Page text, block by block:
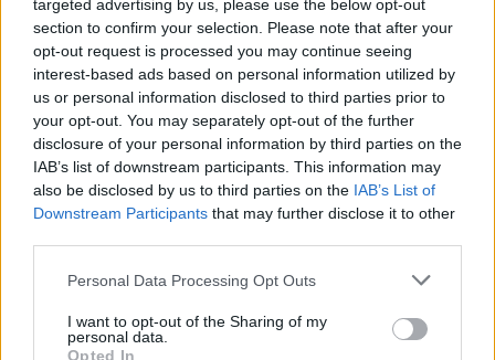
targeted advertising by us, please use the below opt-out
section to confirm your selection. Please note that after your
opt-out request is processed you may continue seeing
interest-based ads based on personal information utilized by
us or personal information disclosed to third parties prior to
your opt-out. You may separately opt-out of the further
disclosure of your personal information by third parties on the
IAB’s list of downstream participants. This information may
also be disclosed by us to third parties on the IAB’s List of
Downstream Participants that may further disclose it to other
Please note that this website/app uses one or more Google
not limited to your visit or usage behaviour. You may click to
grant or deny consent to Google and its third-party tags to
Personal Data Processing Opt Outs
I want to opt-out of the Sharing of my
personal data.
Opted In
Speciālisti konsultē: Rudens vīrusi, klepus